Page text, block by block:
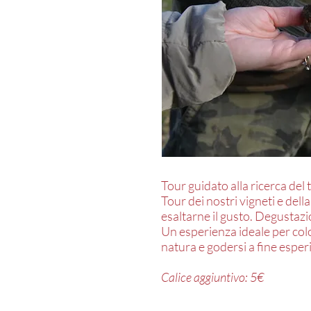
Tour guidato alla ricerca
Tour dei nostri vigneti e
esaltarne il gusto.
Un esperienza ideale per
natura e godersi a fine
Calice aggiuntivo: 5€